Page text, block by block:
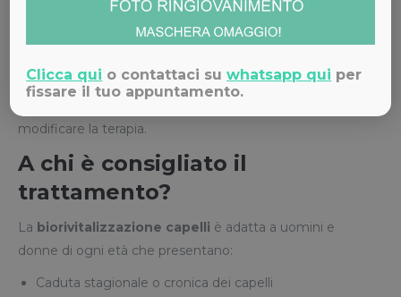
discrezione e comfort sono garantiti in ogni fase del
dell’assistenza pre e post trattamento, con un follow-up
modificare la terapia.
A chi è consigliato il
trattamento?
La biorivitalizzazione capelli è adatta a uomini e
donne di ogni età che presentano:
Caduta stagionale o cronica dei capelli
Clicca qui o contattaci suwhatsapp qui per
fissare il tuo appuntamento.